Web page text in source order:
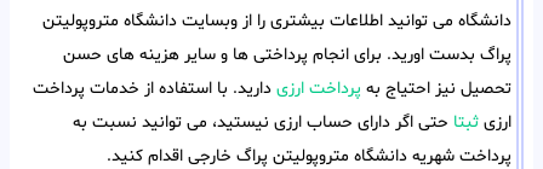
دانشگاه می توانید اطلاعات بیشتری را از وبسایت دانشگاه متروپولیتن
پراگ بدست اورید. برای انجام پرداختی ها و سایر هزینه های حسن
تحصیل نیز احتیاج به پرداخت ارزی دارید. با استفاده از خدمات پرداخت
ارزی ثبتا حتی اگر دارای حساب ارزی نیستید، می توانید نسبت به
پرداخت شهریه دانشگاه متروپولیتن پراگ خارجی اقدام کنید.